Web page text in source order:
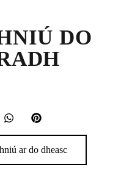
DO
ar do dheasc